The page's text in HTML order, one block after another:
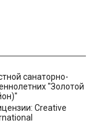
санаторно-
"Золотой
Creative